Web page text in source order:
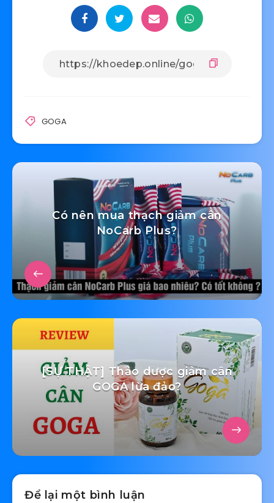
GOGA
Có nên mua thạch giảm cân
NoCarb Plus?
[SỰ THẬT] Thảo dược giảm cân
GOGA lừa đảo?
Để lại một bình luận